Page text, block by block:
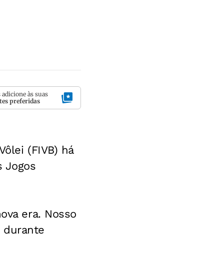
adicione às suas
preferidas
(FIVB) há
Jogos
era. Nosso
durante